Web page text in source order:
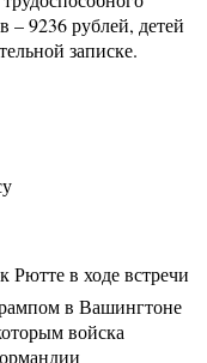
– 9236 рублей, детей
записке.
в ходе встречи
в Вашингтоне
войска